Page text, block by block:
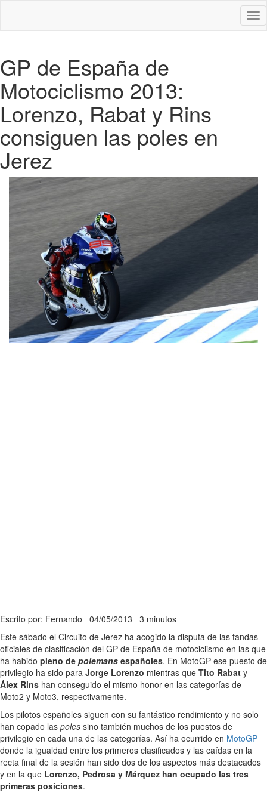
GP de España de
Motociclismo 2013:
Lorenzo, Rabat y Rins
consiguen las poles en
Jerez
Escrito por: Fernando 04/05/2013 3 minutos
Este sábado el Circuito de Jerez ha acogido la disputa de las tandas
oficiales de clasificación del GP de España de motociclismo en las que
ha habido pleno de polemans españoles. En MotoGP ese puesto de
privilegio ha sido para Jorge Lorenzo mientras que Tito Rabat y
Álex Rins han conseguido el mismo honor en las categorías de
Moto2 y Moto3, respectivamente.
Los pilotos españoles siguen con su fantástico rendimiento y no solo
han copado las poles sino también muchos de los puestos de
privilegio en cada una de las categorías. Así ha ocurrido en MotoGP
donde la igualdad entre los primeros clasificados y las caídas en la
recta final de la sesión han sido dos de los aspectos más destacados
y en la que Lorenzo, Pedrosa y Márquez han ocupado las tres
primeras posiciones.